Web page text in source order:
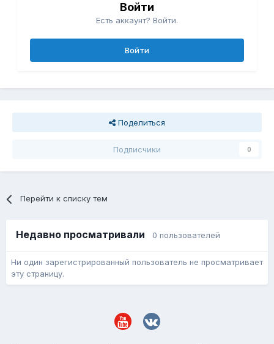
Войти
Есть аккаунт? Войти.
Войти
Поделиться
Подписчики 0
Перейти к списку тем
Недавно просматривали 0 пользователей
Ни один зарегистрированный пользователь не просматривает
эту страницу.